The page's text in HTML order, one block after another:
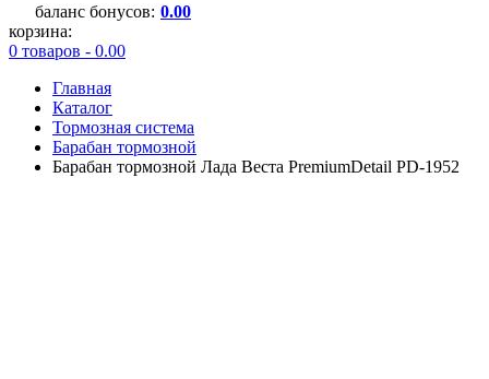
баланс бонусов: 0.00
корзина:
0 товаров - 0.00
Главная
Каталог
Тормозная система
Барабан тормозной
Барабан тормозной Лада Веста PremiumDetail PD-1952